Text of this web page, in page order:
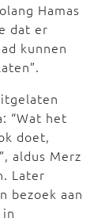
Hamas
dat er
kunnen
“Wat het
doet,
aldus Merz
Later
bezoek aan